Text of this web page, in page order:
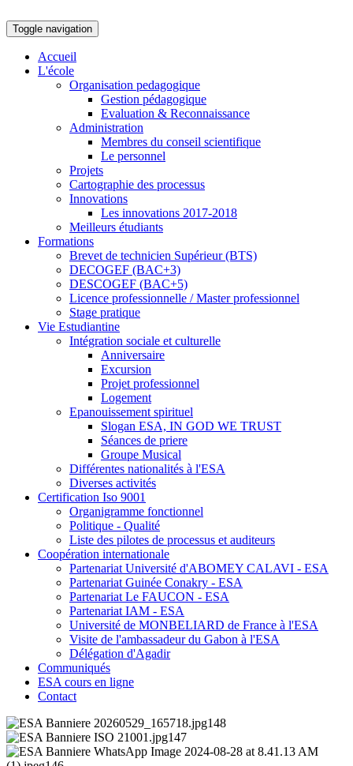
Toggle navigation
Accueil
L'école
Organisation pedagogique
Gestion pédagogique
Evaluation & Reconnaissance
Administration
Membres du conseil scientifique
Le personnel
Projets
Cartographie des processus
Innovations
Les innovations 2017-2018
Meilleurs étudiants
Formations
Brevet de technicien Supérieur (BTS)
DECOGEF (BAC+3)
DESCOGEF (BAC+5)
Licence professionnelle / Master professionnel
Stage pratique
Vie Estudiantine
Intégration sociale et culturelle
Anniversaire
Excursion
Projet professionnel
Logement
Epanouissement spirituel
Slogan ESA, IN GOD WE TRUST
Séances de priere
Groupe Musical
Différentes nationalités à l'ESA
Diverses activités
Certification Iso 9001
Organigramme fonctionnel
Politique - Qualité
Liste des pilotes de processus et auditeurs
Coopération internationale
Partenariat Université d'ABOMEY CALAVI - ESA
Partenariat Guinée Conakry - ESA
Partenariat Le FAUCON - ESA
Partenariat IAM - ESA
Université de MONBELIARD de France à l'ESA
Visite de l'ambassadeur du Gabon à l'ESA
Délégation d'Agadir
Communiqués
ESA cours en ligne
Contact